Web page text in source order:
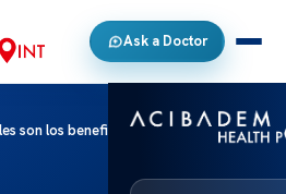
Ask a Doctor
son los beneficios de Boza?